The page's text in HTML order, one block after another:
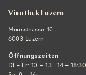
Vinothek Luzern
Moosstrasse 10
6003 Luzern
Öffnungszeiten
Di – Fr: 10 – 13 · 14 – 18:30